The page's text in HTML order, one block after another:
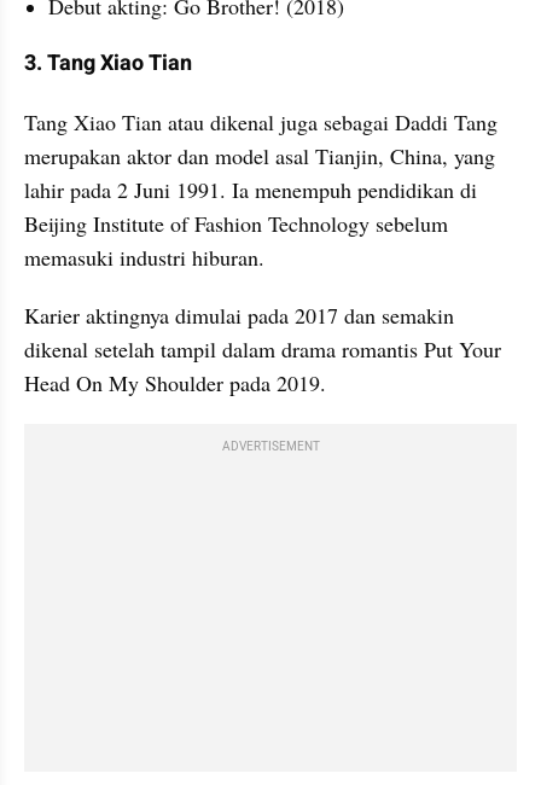
Debut akting: Go Brother! (2018)
3. Tang Xiao Tian
Tang Xiao Tian atau dikenal juga sebagai Daddi Tang
merupakan aktor dan model asal Tianjin, China, yang
lahir pada 2 Juni 1991. Ia menempuh pendidikan di
Beijing Institute of Fashion Technology sebelum
memasuki industri hiburan.
Karier aktingnya dimulai pada 2017 dan semakin
dikenal setelah tampil dalam drama romantis Put Your
Head On My Shoulder pada 2019.
ADVERTISEMENT